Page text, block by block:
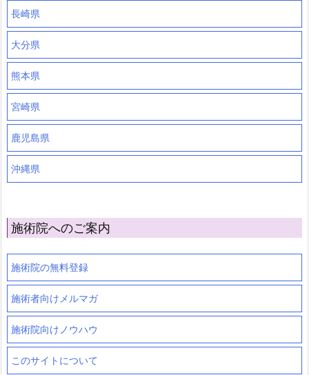
長崎県
大分県
熊本県
宮崎県
鹿児島県
沖縄県
施術院へのご案内
施術院の無料登録
施術者向けメルマガ
施術院向けノウハウ
このサイトについて